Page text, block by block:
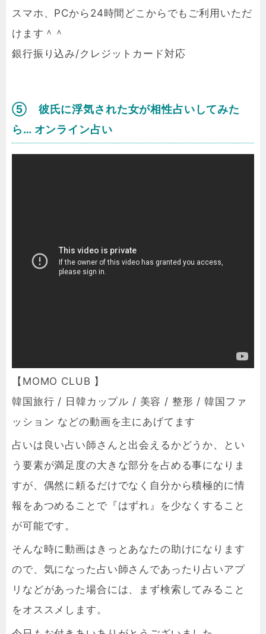
スマホ、PCから24時間どこからでもご利用いただ
けます＾＾
銀行振り込み/クレジットカード対応
⑤ 彼氏に浮気された女が相性占いしてみた
ら… オンライン占い
【MOMO CLUB 】
韓国旅行 / 日韓カップル / 美容 / 整形 / 韓国ファ
ッション などの動画を主にあげてます
占いは良い占い師さんと出会えるかどうか、とい
う要素が満足度の大きな部分を占める事になりま
すが、偶然に頼るだけでなく自分から積極的に情
報をあつめることで『はずれ』を少なくすること
が可能です。
そんな時に動画はきっとあなたの助けになります
ので、気になった占い師さんであったり占いアプ
リなどがあった場合には、まず検索してみること
をオススメします。